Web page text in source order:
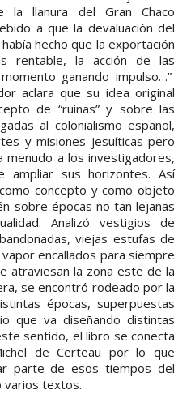
la llanura del Gran Chaco
a que la devaluación del
hecho que la exportación
rentable, la acción de las
ganando impulso…”
aclara que su idea original
de “ruinas” y sobre las
al colonialismo español,
y misiones jesuíticas pero
menudo a los investigadores,
ampliar sus horizontes. Así
concepto y como objeto
sobre épocas no tan lejanas
Analizó vestigios de
viejas estufas de
encallados para siempre
atraviesan la zona este de la
se encontró rodeado por la
épocas, superpuestas
que va diseñando distintas
sentido, el libro se conecta
de Certeau por lo que
parte de esos tiempos del
varios textos.